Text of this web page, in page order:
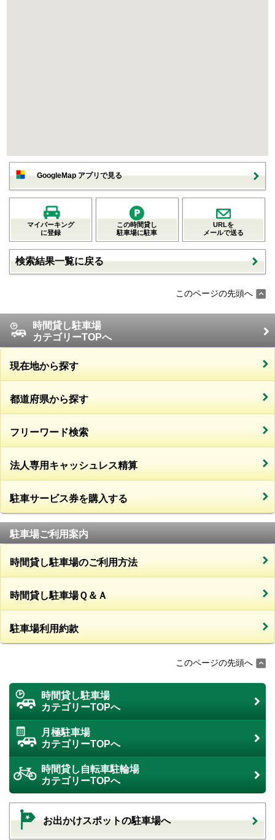
GoogleMap アプリで見る
マイパーキング
に登録
この時間貸し
駐車場に駐車
URLを
メールで送る
検索結果一覧に戻る
このページの先頭へ
時間貸し駐車場
カテゴリーTOPへ
現在地から探す
都道府県から探す
フリーワード検索
法人専用キャッシュレス精算
駐車サービス券を購入する
駐車場ご利用案内
時間貸し駐車場のご利用方法
時間貸し駐車場Ｑ＆Ａ
駐車場利用約款
このページの先頭へ
時間貸し駐車場
カテゴリーTOPへ
月極駐車場
カテゴリーTOPへ
時間貸し自転車駐輪場
カテゴリーTOPへ
お出かけスポットの駐車場へ